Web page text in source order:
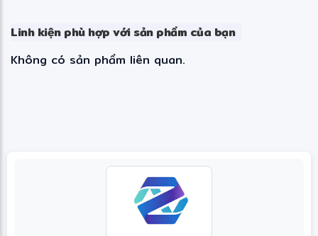
Linh kiện phù hợp với sản phẩm của bạn
Không có sản phẩm liên quan.